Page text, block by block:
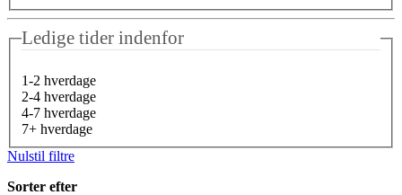
Ledige tider indenfor
1-2 hverdage
2-4 hverdage
4-7 hverdage
7+ hverdage
Nulstil filtre
Sorter efter